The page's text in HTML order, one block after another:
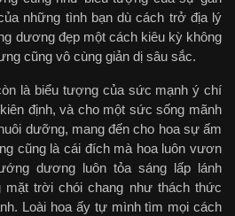
những tình bạn dù cách trở địa lý
dương đẹp một cách kiêu kỳ không
cũng vô cùng giản dị sâu sắc.
là biểu tượng của sức mạnh ý chí
định, và cho một sức sống mãnh
dưỡng, mang đến cho hoa sự ấm
cũng là cái đích mà hoa luôn vươn
dương luôn tỏa sáng lấp lánh
mặt trời chói chang như thách thức
Loài hoa ấy tự mình tìm mọi cách